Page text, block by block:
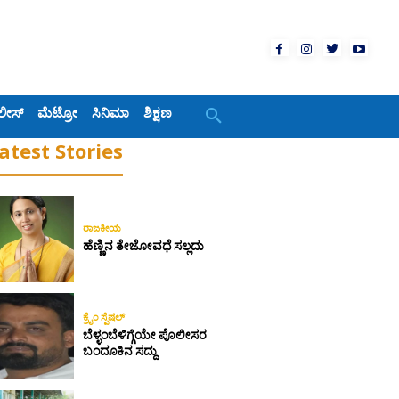
ಮೆಟ್ರೋ ಸಿನಿಮಾ ಶಿಕ್ಷಣ
Stories
ರಾಜಕೀಯ
ಹೆಣ್ಣಿನ ತೇಜೋವಧೆ ಸಲ್ಲದು
ಕ್ರೈಂ ಸ್ಪೆಷಲ್
ಬೆಳ್ಳಂಬೆಳಿಗ್ಗೆಯೇ ಪೊಲೀಸರ
ಬಂದೂಕಿನ ಸದ್ದು